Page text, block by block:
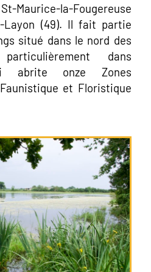
Maurice-la-Fougereuse
Layon (49). Il fait partie
situé dans le nord des
dans
abrite onze Zones
et Floristique